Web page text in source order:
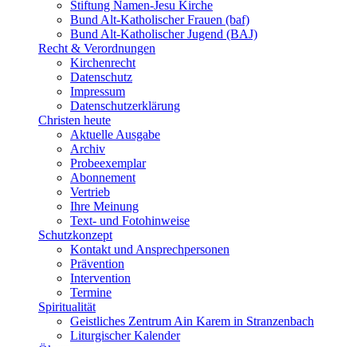
Stiftung Namen-Jesu Kirche
Bund Alt-Katholischer Frauen (baf)
Bund Alt-Katholischer Jugend (BAJ)
Recht & Verordnungen
Kirchenrecht
Datenschutz
Impressum
Datenschutzerklärung
Christen heute
Aktuelle Ausgabe
Archiv
Probeexemplar
Abonnement
Vertrieb
Ihre Meinung
Text- und Fotohinweise
Schutzkonzept
Kontakt und Ansprechpersonen
Prävention
Intervention
Termine
Spiritualität
Geistliches Zentrum Ain Karem in Stranzenbach
Liturgischer Kalender